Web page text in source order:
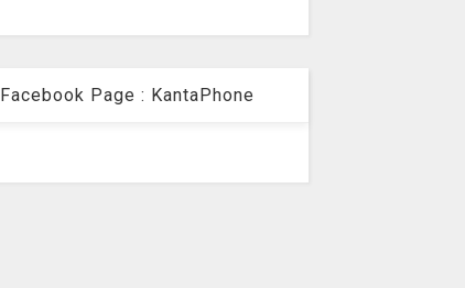
Facebook Page : KantaPhone